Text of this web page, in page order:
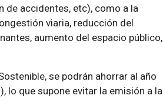
de accidentes, etc), como a la
viaria, reducción del
aumento del espacio público,
se podrán ahorrar al año
lo que supone evitar la emisión a la